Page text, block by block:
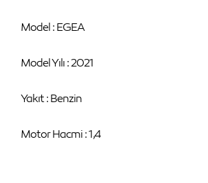
Model : EGEA
Model Yılı : 2021
Yakıt : Benzin
Motor Hacmi : 1,4